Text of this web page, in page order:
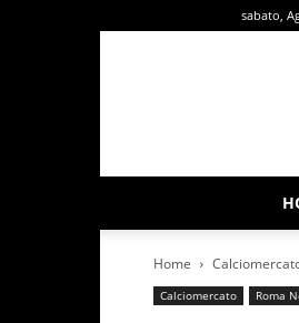
sabato,
Home
Calciomercato Roma